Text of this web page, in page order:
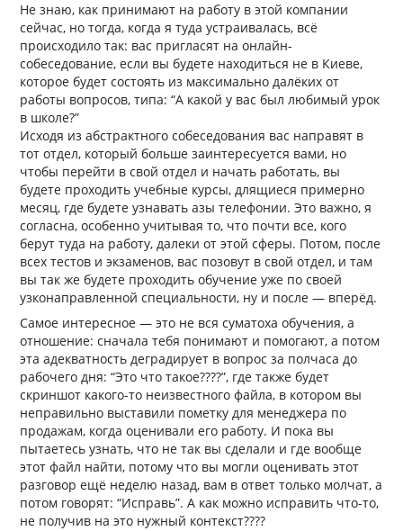
Не знаю, как принимают на работу в этой компании
сейчас, но тогда, когда я туда устраивалась, всё
происходило так: вас пригласят на онлайн-
собеседование, если вы будете находиться не в Киеве,
которое будет состоять из максимально далёких от
работы вопросов, типа: “А какой у вас был любимый урок
в школе?”
Исходя из абстрактного собеседования вас направят в
тот отдел, который больше заинтересуется вами, но
чтобы перейти в свой отдел и начать работать, вы
будете проходить учебные курсы, длящиеся примерно
месяц, где будете узнавать азы телефонии. Это важно, я
согласна, особенно учитывая то, что почти все, кого
берут туда на работу, далеки от этой сферы. Потом, после
всех тестов и экзаменов, вас позовут в свой отдел, и там
вы так же будете проходить обучение уже по своей
узконаправленной специальности, ну и после — вперёд.
Самое интересное — это не вся суматоха обучения, а
отношение: сначала тебя понимают и помогают, а потом
эта адекватность деградирует в вопрос за полчаса до
рабочего дня: “Это что такое????”, где также будет
скриншот какого-то неизвестного файла, в котором вы
неправильно выставили пометку для менеджера по
продажам, когда оценивали его работу. И пока вы
пытаетесь узнать, что не так вы сделали и где вообще
этот файл найти, потому что вы могли оценивать этот
разговор ещё неделю назад, вам в ответ только молчат, а
потом говорят: “Исправь”. А как можно исправить что-то,
не получив на это нужный контекст????